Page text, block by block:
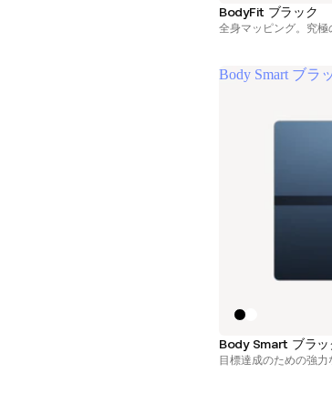
BodyFit ブラック
全身マッピング。究極
Body Smart ブラ
Body Smart ブラッ
目標達成のための強力